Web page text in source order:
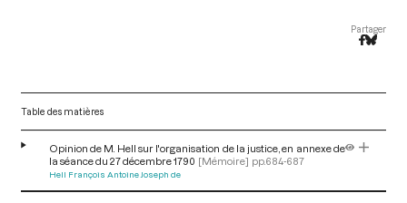
Partager
Table des matières
Opinion de M. Hell sur l'organisation de la justice, en annexe de
la séance du 27 décembre 1790 [Mémoire] pp.684-687
Hell François Antoine Joseph de